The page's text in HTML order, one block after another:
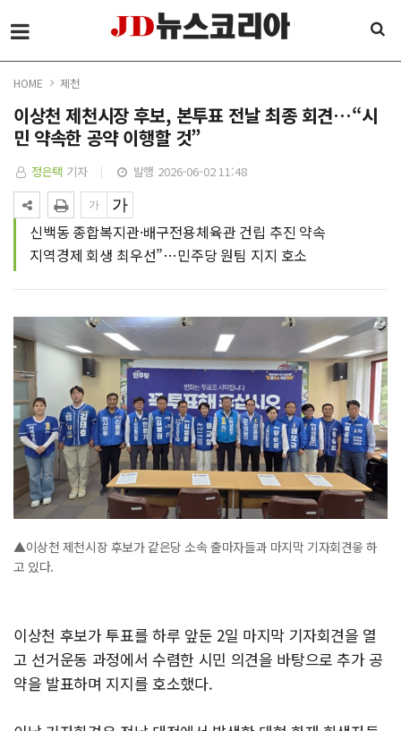
HOME 제천
이상천 제천시장 후보, 본투표 전날 최종 회견…“시
민 약속한 공약 이행할 것”
정은택 기자 발행 2026-06-02 11:48
신백동 종합복지관·배구전용체육관 건립 추진 약속
지역경제 회생 최우선”…민주당 원팀 지지 호소
▲이상천 제천시장 후보가 같은당 소속 출마자들과 마지막 기자회견읗 하
고 있다.
이상천 후보가 투표를 하루 앞둔 2일 마지막 기자회견을 열
고 선거운동 과정에서 수렴한 시민 의견을 바탕으로 추가 공
약을 발표하며 지지를 호소했다.